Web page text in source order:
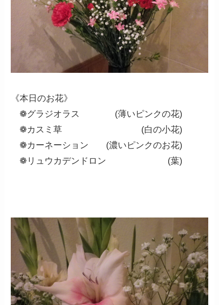
《本日のお花》
❁グラジオラス (薄いピンクの花)
❁カスミ草 (白の小花)
❁カーネーション (濃いピンクのお花)
❁リュウカデンドロン (葉)